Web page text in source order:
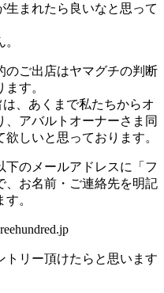
まれたら良いなと思って
のご出店はヤマグチの判断
す。
、あくまで私たちからオ
アバルトオーナーさま同
しいと思っております。
下のメールアドレスに「フ
、お名前・ご連絡先を明記
。
トリー頂けたらと思います